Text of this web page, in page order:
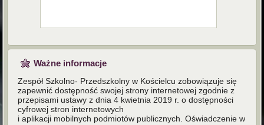
Ważne informacje
Zespół Szkolno- Przedszkolny w Kościelcu zobowiązuje się
zapewnić dostępność swojej strony internetowej zgodnie z
przepisami ustawy z dnia 4 kwietnia 2019 r. o dostępności
cyfrowej stron internetowych
i aplikacji mobilnych podmiotów publicznych. Oświadczenie w